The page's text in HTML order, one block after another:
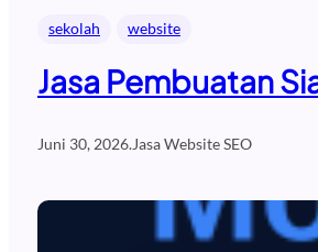
sekolah website
Jasa Pembuatan
Juni 30, 2026.Jasa Website SEO